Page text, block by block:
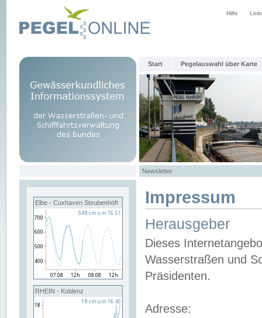
Hilfe
Start Pegelauswahl über Karte
Newsletter
Elbe - Cuxhaven Steubenhöft
RHEIN - Koblenz
Impressum
Herausgeber
Dieses
Wasserstraßen und
Präsidenten.
Adresse: